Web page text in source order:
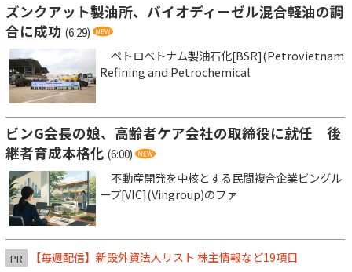
ズンクアット製油所、バイオディーゼル混合軽油の調
合に成功 (6:29)
ペトロベトナム製油石化[BSR](Petrovietnam
Refining and Petrochemical
ビンG会長の娘、高齢者ケア会社の取締役に就任 後
継者育成本格化 (6:00)
不動産開発を中核とする民間複合企業ビングル
ープ[VIC](Vingroup)のファ
PR 【毎週配信】新設外資法人リスト 株主情報など19項目